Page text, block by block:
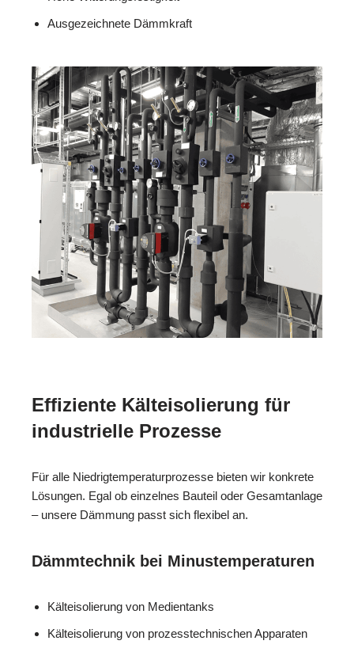
Ausgezeichnete Dämmkraft
Effiziente Kälteisolierung für
industrielle Prozesse
Für alle Niedrigtemperaturprozesse bieten wir konkrete
Lösungen. Egal ob einzelnes Bauteil oder Gesamtanlage
– unsere Dämmung passt sich flexibel an.
Dämmtechnik bei Minustemperaturen
Kälteisolierung von Medientanks
Kälteisolierung von prozesstechnischen Apparaten